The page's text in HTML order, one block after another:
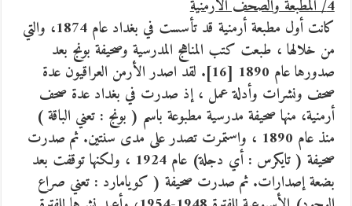
4/ المطبعة والصحف الأرمنية
كانت أول مطبعة أرمنية قد تأسست في بغداد عام 1874، والتي
من خلالها ، طبعت كتب المناهج المدرسية وصحيفة بونج بعد
صدورها عام 1890 [16]. لقد اصدر الأرمن العراقيون عدة
صحف ونشرات وأدلة عمل ، إذ صدرت في بغداد عدة صحف
أرمنية، منها صحيفة مدرسية مطبوعة باسم ( بونج : تعني الباقة )
منذ عام 1890 ، واستمرت تصدر على مدى سنتين. ثم صدرت
صحيفة ( تايكرس : أي دجلة) عام 1924 ، ولكنها توقفت بعد
بضعة إصدارات. ثم صدرت صحيفة ( كويامارد : تعني صراع